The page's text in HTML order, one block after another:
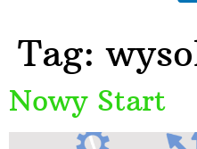
Tag:
Nowy Start